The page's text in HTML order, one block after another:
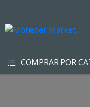
COMPRAR POR